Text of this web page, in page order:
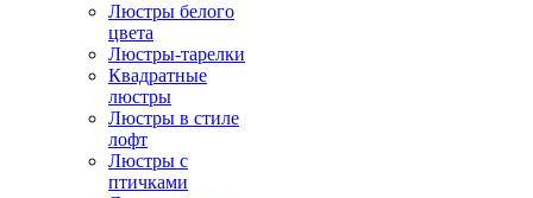
Люстры белого
цвета
Люстры-тарелки
Квадратные
люстры
Люстры в стиле
лофт
Люстры с
птичками